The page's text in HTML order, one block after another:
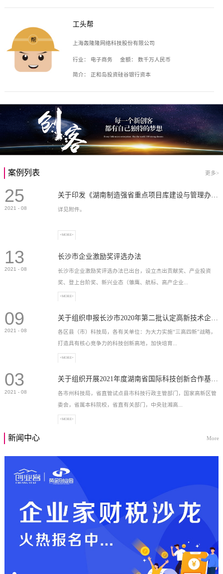
工头帮
上海轰隆隆网络科技股份有限公司
行业： 电子商务 金额： 数千万人民币
简介： 正和岛投资硅谷银行资本
案例列表 更多>
25
2021 - 08 详见附件。
+MORE+
13
2021 - 08
长沙市企业激励奖评选办法
长沙市企业激励奖评选办法已出台，设立杰出贡献奖、产业投资
奖、登上台阶奖、新兴业态（雏鹰、航标、高产企业...
）奖等，最高奖励2...
+MORE+
09
2021 - 08
各区县（市）科技局，各有关单位：为大力实施“三高四新”战略，
打造具有核心竞争力的科技创新高地，加快培育...
高新技术企业，充分...
+MORE+
03
2021 - 08
关于组织开展2021年度湖南省国际科技创新合作基地申报工作的通知
各市州科技局，省直管试点县市科技行政主管部门，国家高新区管
委会，省属本科院校，省直有关部门，中央驻湘高...
+MORE+
新闻中心 More